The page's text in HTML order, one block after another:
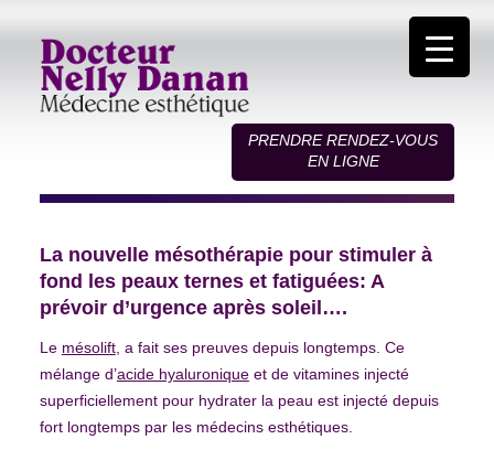
PRENDRE RENDEZ-VOUS
EN LIGNE
La nouvelle mésothérapie pour stimuler à
fond les peaux ternes et fatiguées: A
prévoir d’urgence après soleil….
Le mésolift, a fait ses preuves depuis longtemps. Ce
mélange d’acide hyaluroniqueet de vitamines injecté
superficiellement pour hydrater la peau est injecté depuis
fort longtemps par les médecins esthétiques.